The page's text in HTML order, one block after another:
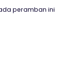
peramban ini